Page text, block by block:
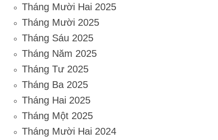
Tháng Mười Hai 2025
Tháng Mười 2025
Tháng Sáu 2025
Tháng Năm 2025
Tháng Tư 2025
Tháng Ba 2025
Tháng Hai 2025
Tháng Một 2025
Tháng Mười Hai 2024